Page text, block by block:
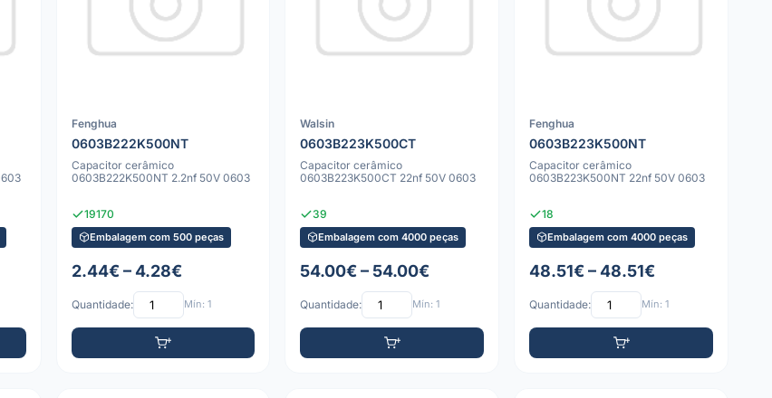
Fenghua
0603B222K500NT
Capacitor cerâmico
0603B222K500NT 2.2nf 50V 0603
19170
Embalagem com 500 peças
2.44€ – 4.28€
Quantidade: Mín: 1
Walsin
0603B223K500CT
Capacitor cerâmico
0603B223K500CT 22nf 50V 0603
39
Embalagem com 4000 peças
54.00€ – 54.00€
Quantidade: Mín: 1
Fenghua
0603B223K500NT
Capacitor cerâmico
0603B223K500NT 22nf 50V 0603
18
Embalagem com 4000 peças
48.51€ – 48.51€
Quantidade: Mín: 1